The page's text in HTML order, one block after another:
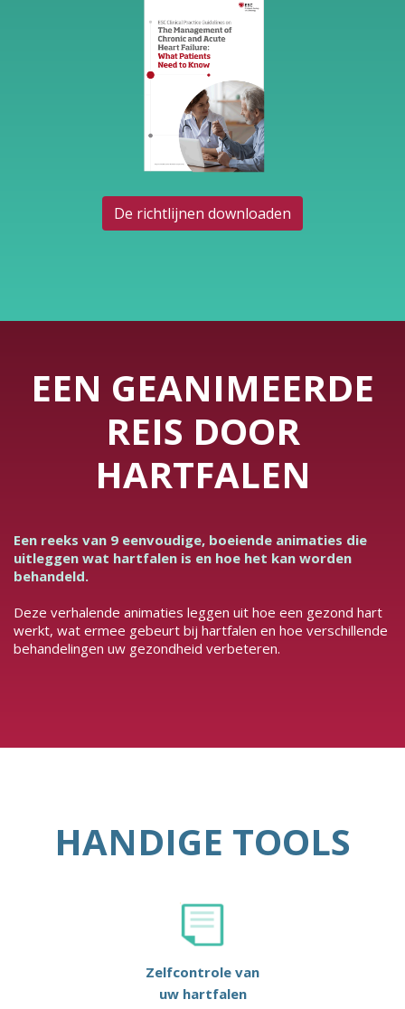
De richtlijnen downloaden
EEN GEANIMEERDE
REIS DOOR
HARTFALEN
Een reeks van 9 eenvoudige, boeiende animaties die
uitleggen wat hartfalen is en hoe het kan worden
behandeld.
Deze verhalende animaties leggen uit hoe een gezond hart
werkt, wat ermee gebeurt bij hartfalen en hoe verschillende
behandelingen uw gezondheid verbeteren.
HANDIGE TOOLS
Zelfcontrole van
uw hartfalen